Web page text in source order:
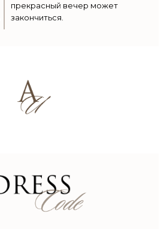
прекрасный вечер может
закончиться.